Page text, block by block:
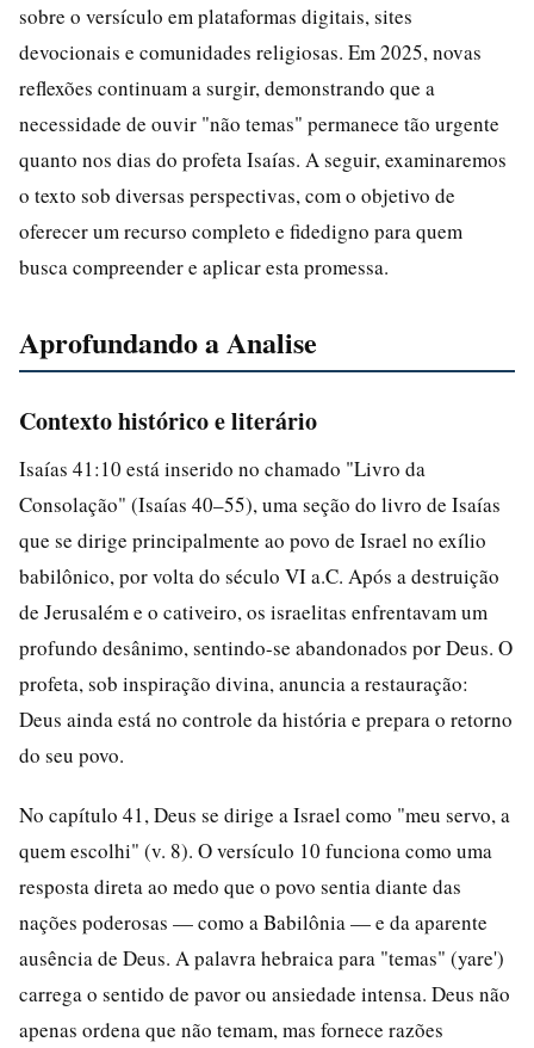
sobre o versículo em plataformas digitais, sites
devocionais e comunidades religiosas. Em 2025, novas
reflexões continuam a surgir, demonstrando que a
necessidade de ouvir "não temas" permanece tão urgente
quanto nos dias do profeta Isaías. A seguir, examinaremos
o texto sob diversas perspectivas, com o objetivo de
oferecer um recurso completo e fidedigno para quem
busca compreender e aplicar esta promessa.
Aprofundando a Analise
Contexto histórico e literário
Isaías 41:10 está inserido no chamado "Livro da
Consolação" (Isaías 40–55), uma seção do livro de Isaías
que se dirige principalmente ao povo de Israel no exílio
babilônico, por volta do século VI a.C. Após a destruição
de Jerusalém e o cativeiro, os israelitas enfrentavam um
profundo desânimo, sentindo-se abandonados por Deus. O
profeta, sob inspiração divina, anuncia a restauração:
Deus ainda está no controle da história e prepara o retorno
do seu povo.
No capítulo 41, Deus se dirige a Israel como "meu servo, a
quem escolhi" (v. 8). O versículo 10 funciona como uma
resposta direta ao medo que o povo sentia diante das
nações poderosas — como a Babilônia — e da aparente
ausência de Deus. A palavra hebraica para "temas" (yare')
carrega o sentido de pavor ou ansiedade intensa. Deus não
apenas ordena que não temam, mas fornece razões